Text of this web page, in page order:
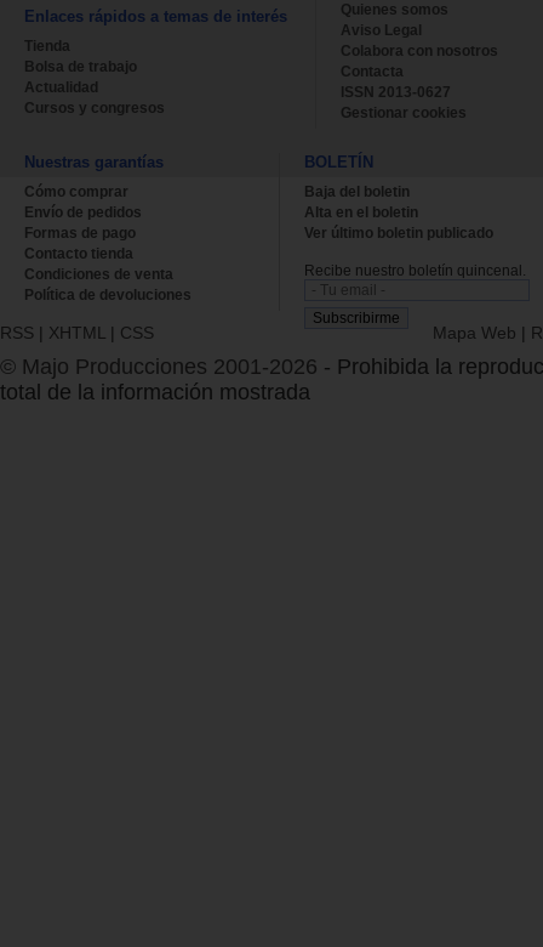
Enlaces rápidos a temas de interés
Tienda
Bolsa de trabajo
Actualidad
Cursos y congresos
Quienes somos
Aviso Legal
Colabora con nosotros
Contacta
ISSN 2013-0627
Gestionar cookies
Nuestras garantías
Cómo comprar
Envío de pedidos
Formas de pago
Contacto tienda
Condiciones de venta
Política de devoluciones
BOLETÍN
Baja del boletin
Alta en el boletin
Ver último boletin publicado
Recibe nuestro boletín quincenal.
RSS | XHTML | CSS Mapa Web |
© Majo Producciones 2001-2026 - Prohibida la
total de la información mostrada